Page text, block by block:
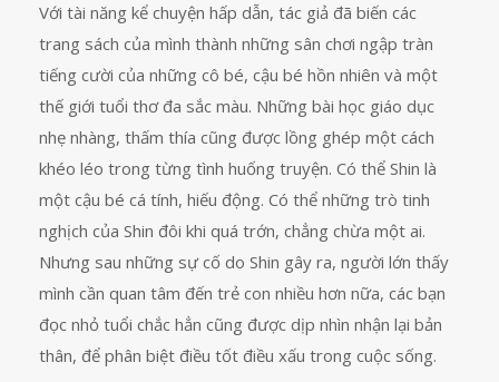
Với tài năng kể chuyện hấp dẫn, tác giả đã biến các
trang sách của mình thành những sân chơi ngập tràn
tiếng cười của những cô bé, cậu bé hồn nhiên và một
thế giới tuổi thơ đa sắc màu. Những bài học giáo dục
nhẹ nhàng, thấm thía cũng được lồng ghép một cách
khéo léo trong từng tình huống truyện. Có thể Shin là
một cậu bé cá tính, hiếu động. Có thể những trò tinh
nghịch của Shin đôi khi quá trớn, chẳng chừa một ai.
Nhưng sau những sự cố do Shin gây ra, người lớn thấy
mình cần quan tâm đến trẻ con nhiều hơn nữa, các bạn
đọc nhỏ tuổi chắc hẳn cũng được dịp nhìn nhận lại bản
thân, để phân biệt điều tốt điều xấu trong cuộc sống.